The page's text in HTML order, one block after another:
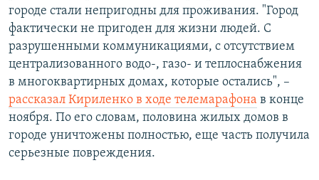
городе стали непригодны для проживания. "Город
фактически не пригоден для жизни людей. С
разрушенными коммуникациями, с отсутствием
централизованного водо-, газо- и теплоснабжения
в многоквартирных домах, которые остались", –
рассказал Кириленко в ходе телемарафона в конце
ноября. По его словам, половина жилых домов в
городе уничтожены полностью, еще часть получила
серьезные повреждения.